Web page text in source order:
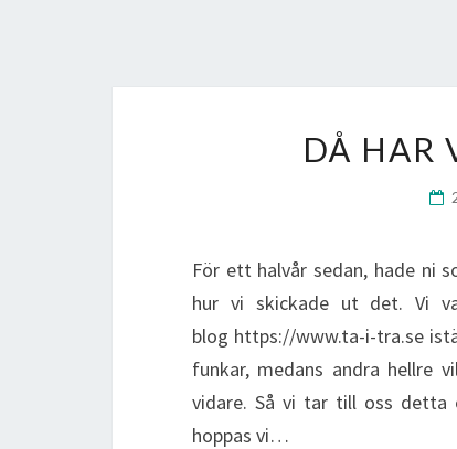
DÅ HAR
För ett halvår sedan, hade ni
hur vi skickade ut det. Vi
blog https://www.ta-i-tra.se
funkar, medans andra hellre
vidare. Så vi tar till oss detta
hoppas vi…